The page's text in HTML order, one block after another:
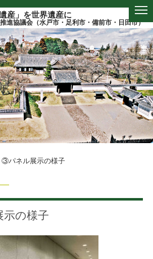
産」を世界遺産に
進協議会（水戸市・足利市・備前市・日田市）
③パネル展示の様子
の様子